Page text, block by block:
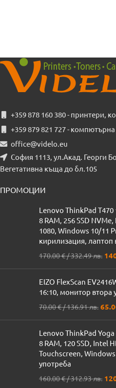
+359 878 160 380 - принтери,
+359 879 821 727 -
office@videlo.eu
София 1113, ул.Акад. Георги
Вегетативна къща до бл.105
ПРОМОЦИИ
Lenovo ThinkPad T470
8 RAM, 256 SSD
1080, Windows 10/11
кирилизация, лаптоп
170.00€/ 332.49 лв.
EIZO FlexScan
16:10, монитор втора
70.00€/ 136.91 лв.
Lenovo ThinkPad Yoga
8 RAM, 120 SSD, Intel
Touchscreen,
употреба
160.00€/ 312.93 лв.